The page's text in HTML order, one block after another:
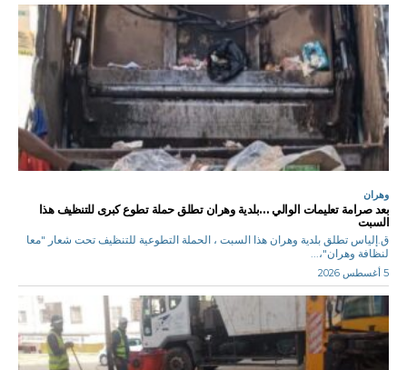
وهران
بعد صرامة تعليمات الوالي …بلدية وهران تطلق حملة تطوع كبرى للتنظيف هذا
السبت
ق.إلياس تطلق بلدية وهران هذا السبت ، الحملة التطوعية للتنظيف تحت شعار "معا
لنظافة وهران"،...
5 أغسطس 2026